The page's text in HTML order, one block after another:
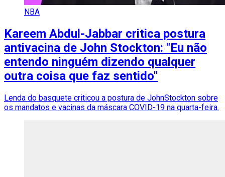
NBA
Kareem Abdul-Jabbar critica postura
antivacina de John Stockton: "Eu não
entendo ninguém dizendo qualquer
outra coisa que faz sentido"
Lenda do basquete criticou a postura de JohnStockton sobre
os mandatos e vacinas da máscara COVID-19 na quarta-feira.